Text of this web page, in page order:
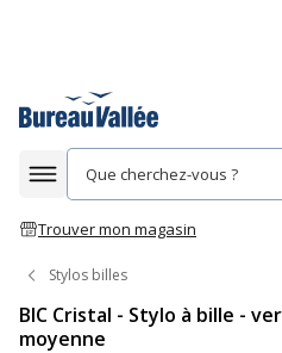
Afficher la navigation
Trouver mon magasin
Stylos billes
BIC Cristal - Stylo à bille -
moyenne